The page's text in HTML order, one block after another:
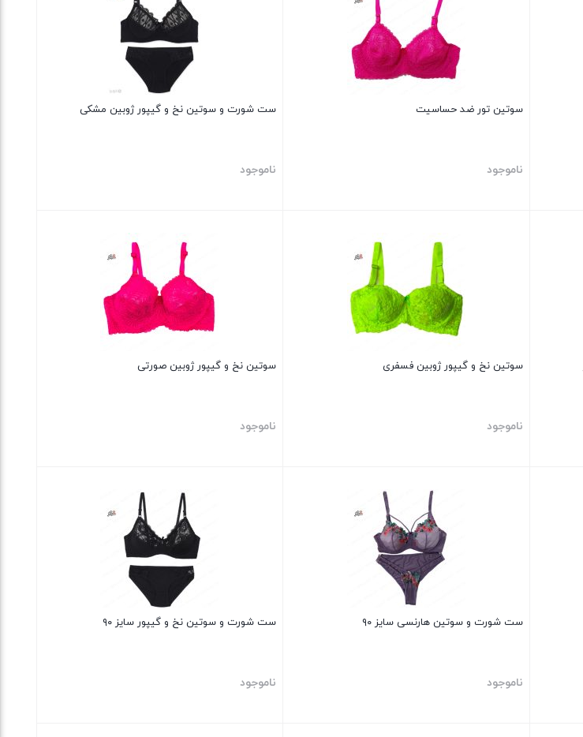
سوتین تور ضد حساسیت
ناموجود
ست شورت و سوتین نخ و گیپور ژوبین مشکی
ناموجود
سوتین نخ و گیپور ژوبین فسفری
ناموجود
سوتین نخ و گیپور ژوبین صورتی
ناموجود
ست شورت و سوتین هارنسی سایز ۹۰
ناموجود
ست شورت و سوتین نخ و گیپور سایز ۹۰
ناموجود